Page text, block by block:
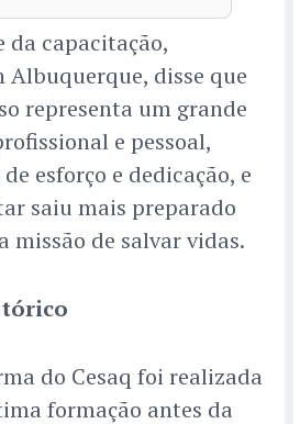
da capacitação,
disse que
representa um grande
e pessoal,
esforço e dedicação, e
saiu mais preparado
missão de salvar vidas.
do Cesaq foi realizada
formação antes da